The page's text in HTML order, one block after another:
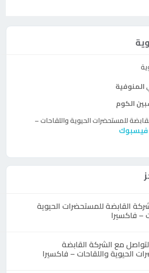
المنوفية
الكوم
للمستحضرات الحيوية واللقاحات –
فيسبوك
القابضة للمستحضرات الحيوية
– فاكسيرا
مع الشركة القابضة
الحيوية واللقاحات – فاكسيرا